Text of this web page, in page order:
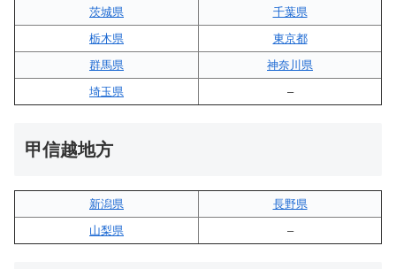
茨城県
千葉県
栃木県
東京都
群馬県
神奈川県
埼玉県
–
甲信越地方
新潟県
長野県
山梨県
–